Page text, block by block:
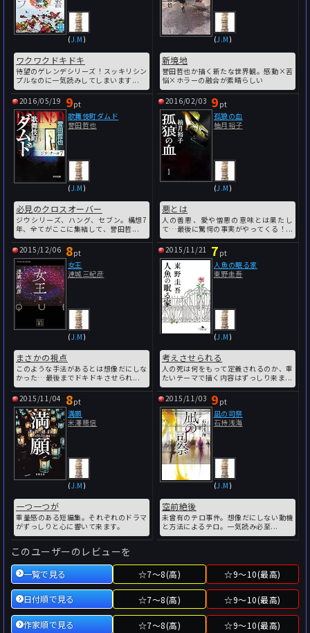
(J.M )
ワクワクドキドキ
待望のゲレンデシリーズ！スッキリシン
プルなのに一気読みしてしまいます...
(J.M )
新境地
誉田哲也か描く新たな世界観。感動×苦
悩×ホラーの融合が素晴らしい
2016/05/19 9pt
(J.M )
必見のクロスオーバー
ジウシリーズ、ハング、セブン。構想7
年、全てがここに集結して、誉田哲...
歌舞伎町ダムド
誉田哲也
2016/02/03 9 pt
(J.M )
悪とは
人の善悪、愛や憎悪の意味とは果たし
て…最後に驚愕の事実がやってくる！...
孤狼の血
柚月裕子
2015/12/06 8pt
(J.M )
まさかの視点
このような手法があるとは想像だにしな
かった…最後までドキドキさせられ...
女王
連城三紀彦
2015/11/21 7 pt
(J.M )
考えさせられる
人の死は何をもって定義されるのか、重
たいテーマで描く内容はずっしり来ま...
人魚の眠る家
東野圭吾
2015/11/04 8pt
(J.M )
一つ一つが
重量感のある短編集。それぞれのドラマ
がずっしりと心に響いて来ます。
満願
米澤穂信
2015/11/03 9 pt
(J.M )
空前絶後
未曾有のテロ事件。想像だにしない動機
と方法によるテロ。一気読み必至...
凪の司祭
石持浅海
このユーザーのレビューを
一覧で見る ☆7～8(高) ☆9～10(最高)
日付順で見る ☆7～8(高) ☆9～10(最高)
作家順で見る ☆7～8(高) ☆9～10(最高)